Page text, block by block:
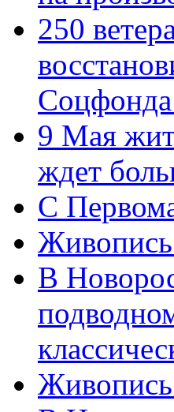
250
Соцфонда
9 Мая
ждет
C
В
Живопись